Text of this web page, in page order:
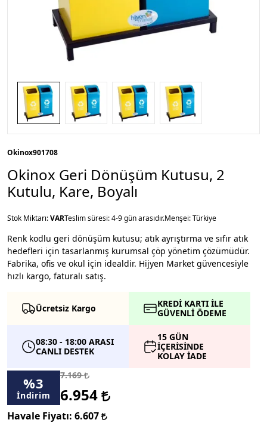
Okinox901708
Okinox Geri Dönüşüm Kutusu, 2
Kutulu, Kare, Boyalı
Stok Miktarı:VARTeslim süresi: 4-9 gün arasıdır.Menşei: Türkiye
Renk kodlu geri dönüşüm kutusu; atık ayrıştırma ve sıfır atık
hedefleri için tasarlanmış kurumsal çöp yönetim çözümüdür.
Fabrika, ofis ve okul için idealdir. Hijyen Market güvencesiyle
hızlı kargo, faturalı satış.
Ücretsiz Kargo
KREDİ KARTI İLE
GÜVENLİ ÖDEME
08:30 - 18:00 ARASI
CANLI DESTEK
15 GÜN
İÇERİSİNDE
KOLAY İADE
%3
İndirim
7.169
6.954
Havale Fiyatı: 6.607